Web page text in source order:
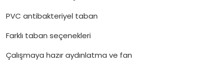
PVC antibakteriyel taban
Farklı taban seçenekleri
Çalışmaya hazır aydınlatma ve fan